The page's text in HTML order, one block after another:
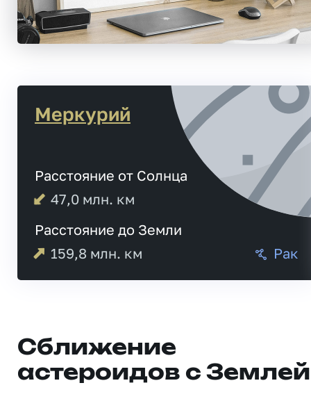
Меркурий
Расстояние от Солнца
47,0 млн. км
Расстояние до Земли
159,8 млн. км Рак
Сближение
астероидов с Землей